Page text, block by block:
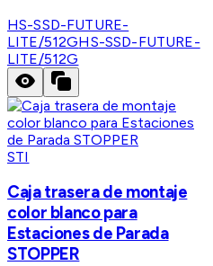
HS-SSD-FUTURE-
LITE/512GHS-SSD-FUTURE-
LITE/512G
STI
Caja trasera de montaje
color blanco para
Estaciones de Parada
STOPPER